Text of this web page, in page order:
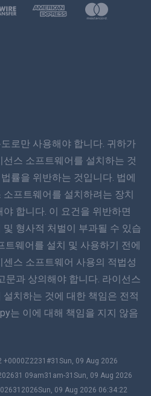
로만 사용해야 합니다. 귀하가
스 소프트웨어를 설치하는 것
률을 위반하는 것입니다. 법에
프트웨어를 설치하려는 장치
합니다. 이 요건을 위반하면
형사적 처벌이 부과될 수 있습
트웨어를 설치 및 사용하기 전에
스 소프트웨어 사용의 적법성
문과 상의해야 합니다. 라이선스
치하는 것에 대한 책임은 전적
는 이에 대해 책임을 지지 않음
09 Aug 2026
09am31am-31Sun, 09 Aug 2026
09 Aug 2026 06:34:22